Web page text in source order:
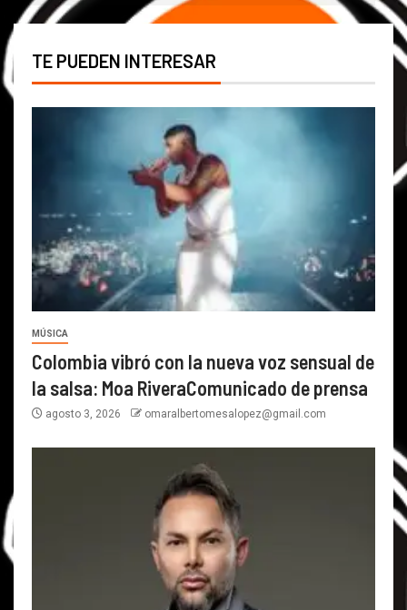
TE PUEDEN INTERESAR
MÚSICA
Colombia vibró con la nueva voz sensual de
la salsa: Moa RiveraComunicado de prensa
agosto 3, 2026 omaralbertomesalopez@gmail.com